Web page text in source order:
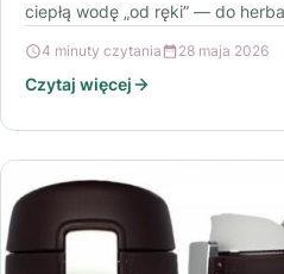
ciepłą wodę „od ręki” — do
4 minuty czytania 28 maja 2026
Czytaj więcej